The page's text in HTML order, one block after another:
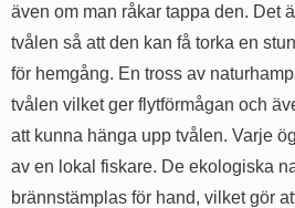
även om man råkar tappa den. Det
tvålen så att den kan få torka en
för hemgång. En tross av
tvålen vilket ger flytförmågan och
att kunna hänga upp tvålen. Varje
av en lokal fiskare. De ekologiska
brännstämplas för hand, vilket gör